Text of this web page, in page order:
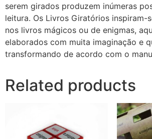
serem girados produzem inúmeras
leitura. Os Livros Giratórios inspiram-
nos livros mágicos ou de enigmas,
elaborados com muita imaginação e
transformando de acordo com o
Related products